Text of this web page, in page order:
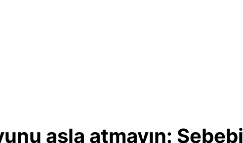
asla atmayın: Sebebi